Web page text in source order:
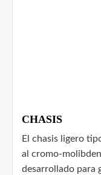
CHASIS
El chasis ligero
al cromo-
desarrollado para